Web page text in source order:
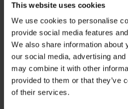
This website uses cookies
We use cookies to personalise
provide social media features
We also share information about
our social media, advertising
may combine it with other
provided to them or that they’ve
of their services.
Dieses Kännchen mit dem roten
Tassen Serie. Es eignet sich
Milch zu Ihrem Kaffee oder auch für
Ihren Tee. Fassungsvermögen bis zu
Weitere Informationen